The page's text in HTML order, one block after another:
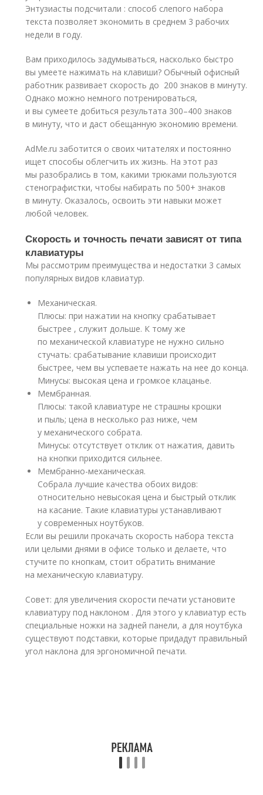
Энтузиасты подсчитали : способ слепого набора
текста позволяет экономить в среднем 3 рабочих
недели в году.
Вам приходилось задумываться, насколько быстро
вы умеете нажимать на клавиши? Обычный офисный
работник развивает скорость до 200 знаков в минуту.
Однако можно немного потренироваться,
и вы сумеете добиться результата 300–400 знаков
в минуту, что и даст обещанную экономию времени.
AdMe.ru заботится о своих читателях и постоянно
ищет способы облегчить их жизнь. На этот раз
мы разобрались в том, какими трюками пользуются
стенографистки, чтобы набирать по 500+ знаков
в минуту. Оказалось, освоить эти навыки может
любой человек.
Скорость и точность печати зависят от типа
клавиатуры
Мы рассмотрим преимущества и недостатки 3 самых
популярных видов клавиатур.
Механическая.
Плюсы: при нажатии на кнопку срабатывает
быстрее , служит дольше. К тому же
по механической клавиатуре не нужно сильно
стучать: срабатывание клавиши происходит
быстрее, чем вы успеваете нажать на нее до конца.
Минусы: высокая цена и громкое клацанье.
Мембранная.
Плюсы: такой клавиатуре не страшны крошки
и пыль; цена в несколько раз ниже, чем
у механического собрата.
Минусы: отсутствует отклик от нажатия, давить
на кнопки приходится сильнее.
Мембранно-механическая.
Собрала лучшие качества обоих видов:
относительно невысокая цена и быстрый отклик
на касание. Такие клавиатуры устанавливают
у современных ноутбуков.
Если вы решили прокачать скорость набора текста
или целыми днями в офисе только и делаете, что
стучите по кнопкам, стоит обратить внимание
на механическую клавиатуру.
Совет: для увеличения скорости печати установите
клавиатуру под наклоном . Для этого у клавиатур есть
специальные ножки на задней панели, а для ноутбука
существуют подставки, которые придадут правильный
угол наклона для эргономичной печати.